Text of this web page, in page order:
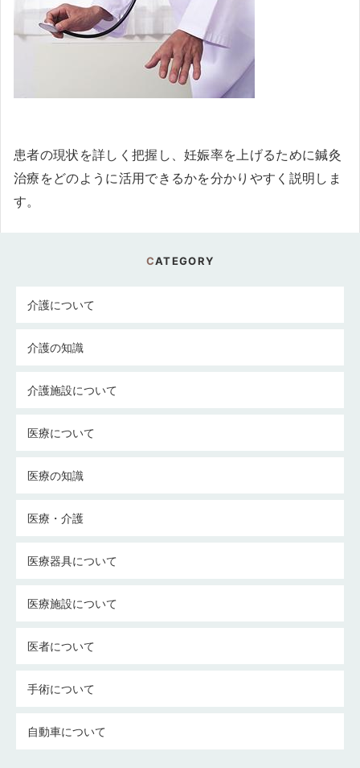
患者の現状を詳しく把握し、妊娠率を上げるために鍼灸
治療をどのように活用できるかを分かりやすく説明しま
す。
CATEGORY
介護について
介護の知識
介護施設について
医療について
医療の知識
医療・介護
医療器具について
医療施設について
医者について
手術について
自動車について